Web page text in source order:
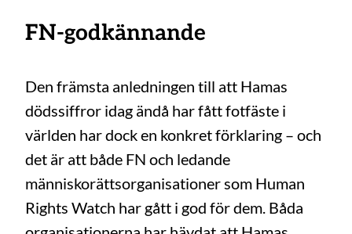
FN-godkännande
Den främsta anledningen till att Hamas
dödssiffror idag ändå har fått fotfäste i
världen har dock en konkret förklaring – och
det är att både FN och ledande
människorättsorganisationer som Human
Rights Watch har gått i god för dem. Båda